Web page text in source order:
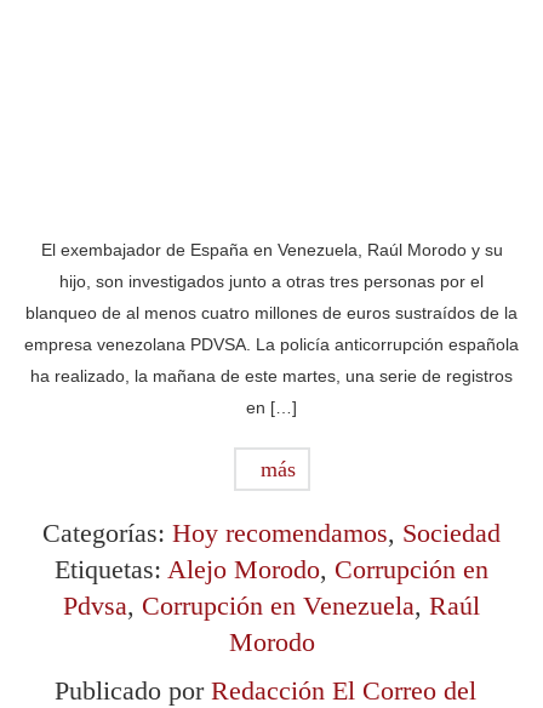
El exembajador de España en Venezuela, Raúl Morodo y su
hijo, son investigados junto a otras tres personas por el
blanqueo de al menos cuatro millones de euros sustraídos de la
empresa venezolana PDVSA. La policía anticorrupción española
ha realizado, la mañana de este martes, una serie de registros
en […]
más
Categorías: Hoy recomendamos, Sociedad
Etiquetas: Alejo Morodo, Corrupción en
Pdvsa, Corrupción en Venezuela, Raúl
Morodo
Publicado por Redacción El Correo del